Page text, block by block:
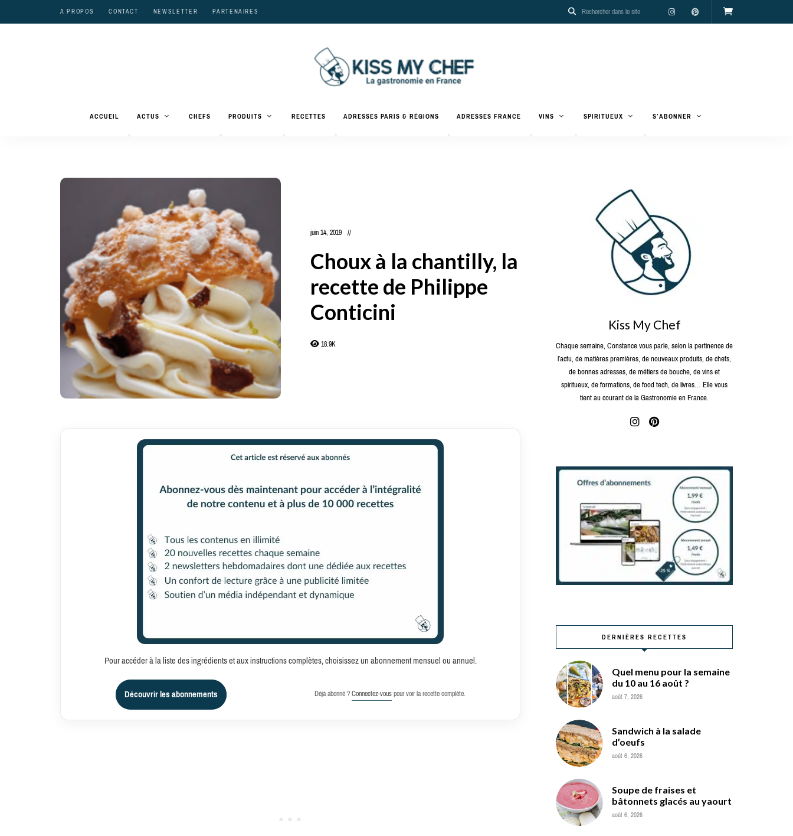
A PROPOS CONTACT NEWSLETTER PARTENAIRES
Kiss
gastronomiques
et
ACCUEIL ACTUS CHEFS PRODUITS RECETTES ADRESSES PARIS & RÉGIONS ADRESSES FRANCE VINS SPIRITUEUX S’ABONNER
juin 14, 2019
Choux à la chantilly, la
recette de Philippe
Conticini
18.9K
Pour accéder à la liste des ingrédients et aux instructions complètes, choisissez un abonnement mensuel ou annuel.
Découvrir les abonnements Déjà abonné ?Connectez-vouspour voir la recette complète.
Kiss My Chef
Chaque semaine, Constance vous parle, selon la pertinence de
l’actu, de matières premières, de nouveaux produits, de chefs,
de bonnes adresses, de métiers de bouche, de vins et
spiritueux, de formations, de food tech, de livres… Elle vous
tient au courant de la Gastronomie en France.
DERNIÈRES RECETTES
Quel menu pour la semaine
du 10 au 16 août ?
août 7, 2026
Sandwich à la salade
d’oeufs
août 6, 2026
Soupe de fraises et
bâtonnets glacés au yaourt
août 6, 2026